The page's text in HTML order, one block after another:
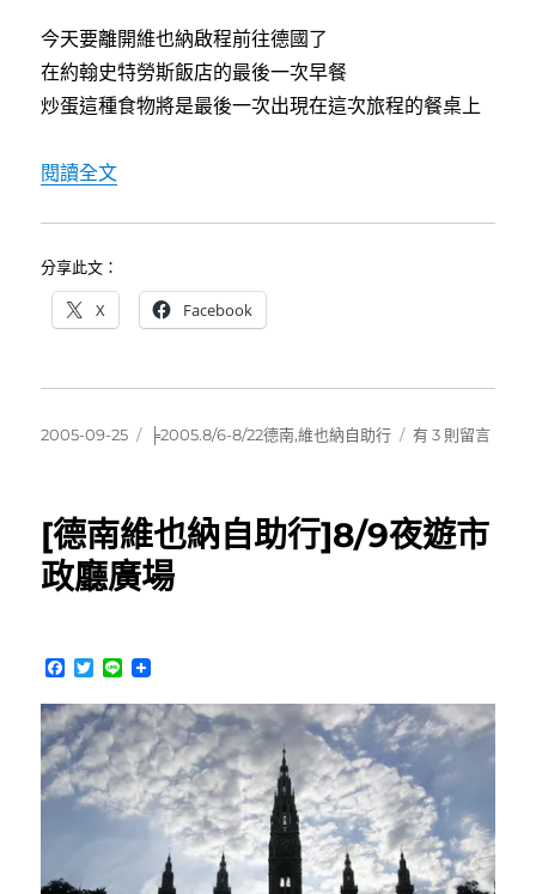
今天要離開維也納啟程前往德國了
在約翰史特勞斯飯店的最後一次早餐
炒蛋這種食物將是最後一次出現在這次旅程的餐桌上
閱讀全文〈[德南維也納自助行]8/10告別維也納前進德國
分享此文：
X Facebook
發
2005-09-25
分
╞2005.8/6-8/22德南,維也納自助行
在
也
維
也
前
進
德
國
Freilassing〉
有 3 則留言
[德南維也納自助行]8/9夜遊市
政廳廣場
F
c
e
b
o
o
k
T
i
t
t
e
r
L
n
e